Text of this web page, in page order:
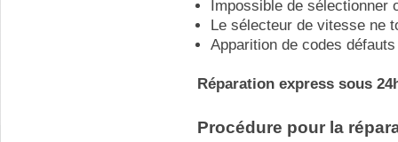
Impossible de sélectionner
Le sélecteur de vitesse ne
Apparition de codes
Réparation express sous
Procédure pour la